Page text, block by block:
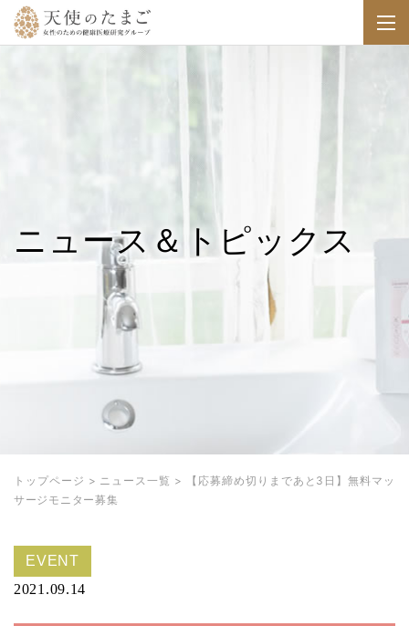
ニュース＆トピックス
トップページ > ニュース一覧 >
【応募締め切りまであと3日】無料マッ
サージモニター募集
EVENT
2021.09.14